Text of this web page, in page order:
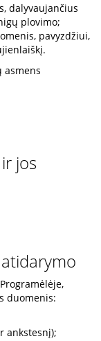
dalyvaujančius
plovimo;
pavyzdžiui,
asmens
jos
duomenis:
ankstesnį);